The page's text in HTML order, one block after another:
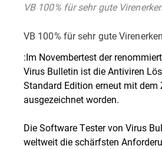
VB 100% für sehr gute
VB 100% für sehr gute
:Im Novembertest der
Virus Bulletin ist die Antiviren
Standard Edition erneut mit dem
ausgezeichnet worden.
Die Software Tester von Virus
weltweit die schärfsten